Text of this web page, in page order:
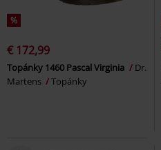
%
€ 172,99
Topánky 1460 Pascal Virginia
Dr.
Martens
Topánky